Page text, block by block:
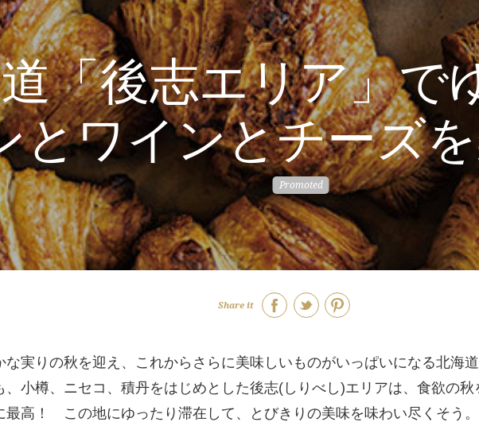
「後志エリア」で
とワインとチーズ
Share it
実りの秋を迎え、これからさらに美味しいものがいっぱいになる北海
、小樽、ニセコ、積丹をはじめとした後志(しりべし)エリアは、食欲の秋
最高！ この地にゆったり滞在して、とびきりの美味を味わい尽くそう。